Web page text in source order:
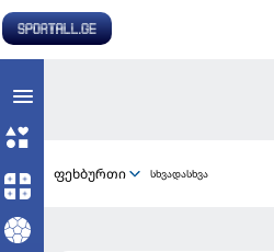
ფეხბურთი სხვადასხვა